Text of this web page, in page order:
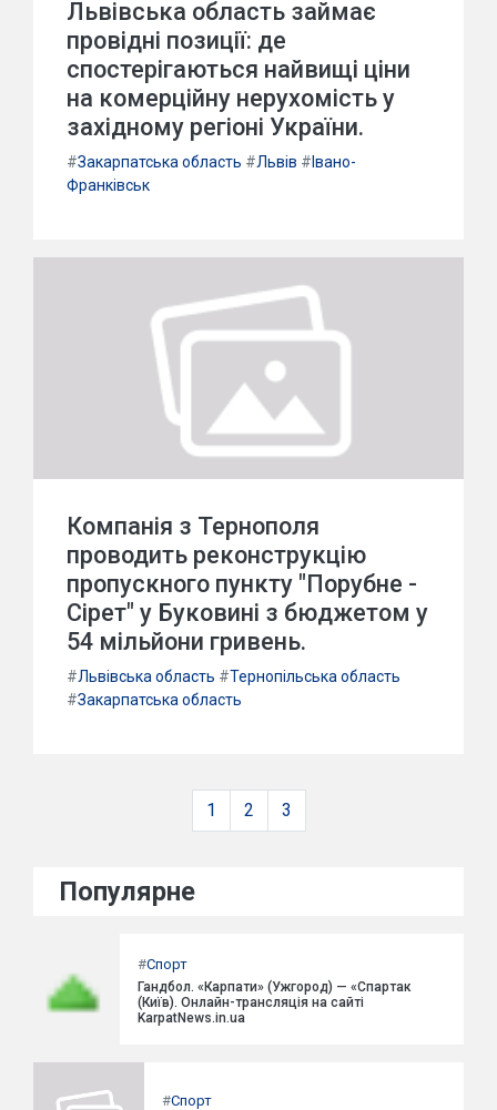
Львівська область займає
провідні позиції: де
спостерігаються найвищі ціни
на комерційну нерухомість у
західному регіоні України.
#Закарпатська область #Львів # Івано-
Франківськ
Компанія з Тернополя
проводить реконструкцію
пропускного пункту "Порубне -
Сірет" у Буковині з бюджетом у
54 мільйони гривень.
#Львівська область #Тернопільська область
#Закарпатська область
1 2 3
Популярне
#Спорт
Гандбол. «Карпати» (Ужгород) — «Спартак
(Київ). Онлайн-трансляція на сайті
KarpatNews.in.ua
#Спорт